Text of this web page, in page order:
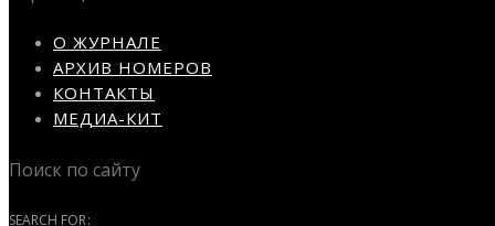
О ЖУРНАЛЕ
АРХИВ НОМЕРОВ
КОНТАКТЫ
МЕДИА-КИТ
Поиск по сайту
SEARCH FOR: